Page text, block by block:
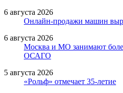
6 августа 2026
Онлайн-продажи машин
6 августа 2026
Москва и МО занимают
ОСАГО
5 августа 2026
«Рольф» отмечает 35-летие